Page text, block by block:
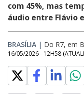
com 45%, mas
áudio entre Flávio
BRASÍLIA | Do R7, em
16/05/2026 - 12H58